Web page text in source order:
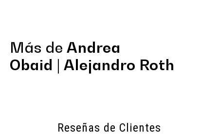
Más de Andrea
Obaid | Alejandro Roth
Reseñas de Clientes